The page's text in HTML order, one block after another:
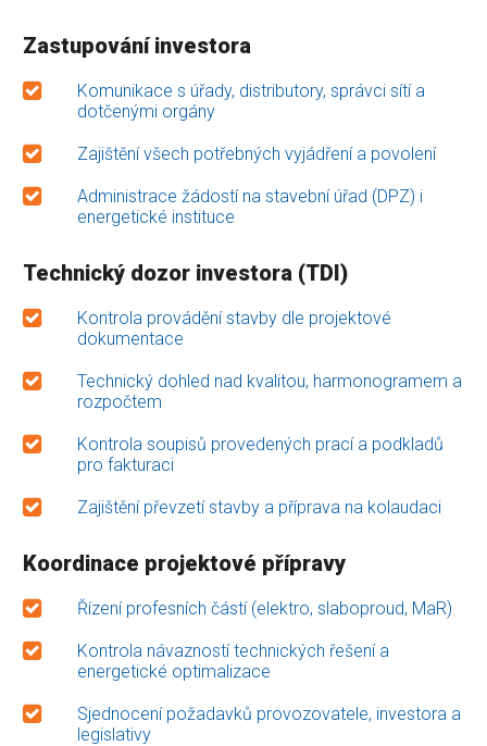
Zastupování investora
Komunikace s úřady, distributory, správci sítí a
dotčenými orgány
Zajištění všech potřebných vyjádření a povolení
Administrace žádostí na stavební úřad (DPZ) i
energetické instituce
Technický dozor investora (TDI)
Kontrola provádění stavby dle projektové
dokumentace
Technický dohled nad kvalitou, harmonogramem a
rozpočtem
Kontrola soupisů provedených prací a podkladů
pro fakturaci
Zajištění převzetí stavby a příprava na kolaudaci
Koordinace projektové přípravy
Řízení profesních částí (elektro, slaboproud, MaR)
Kontrola návazností technických řešení a
energetické optimalizace
Sjednocení požadavků provozovatele, investora a
legislativy